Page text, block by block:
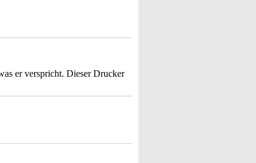
er verspricht. Dieser Drucker